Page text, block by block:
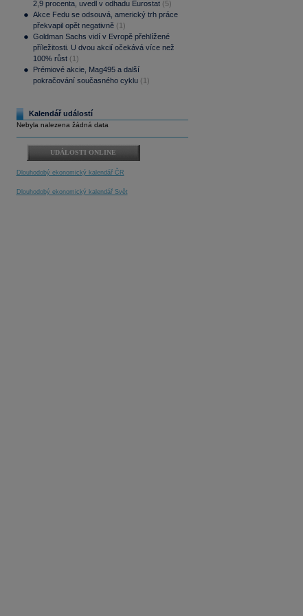
2,9 procenta, uvedl v odhadu Eurostat (5)
Akce Fedu se odsouvá, americký trh práce
překvapil opět negativně (1)
Goldman Sachs vidí v Evropě přehlížené
příležitosti. U dvou akcií očekává více než
100% růst (1)
Prémiové akcie, Mag495 a další
pokračování současného cyklu (1)
Kalendář událostí
Nebyla nalezena žádná data
UDÁLOSTI ONLINE
Dlouhodobý ekonomický kalendář ČR
Dlouhodobý ekonomický kalendář Svět